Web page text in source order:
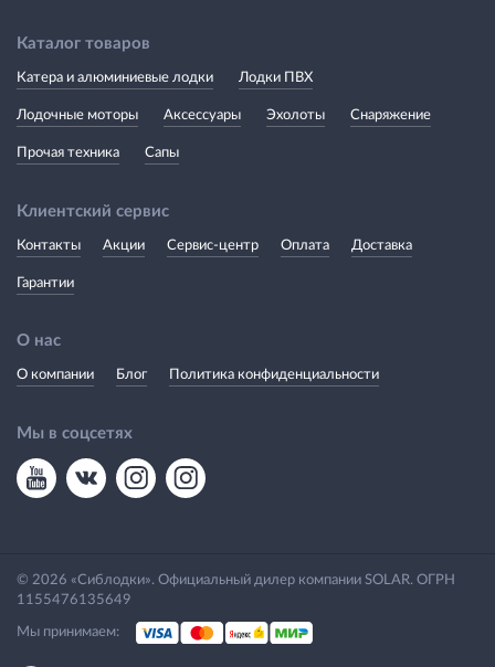
Каталог товаров
Катера и алюминиевые лодки Лодки ПВХ
Лодочные моторы Аксессуары Эхолоты Снаряжение
Прочая техника Сапы
Клиентский сервис
Контакты Акции Сервис-центр Оплата Доставка
Гарантии
О нас
О компании Блог Политика конфиденциальности
Мы в соцсетях
© 2026 «Сиблодки». Официальный дилер компании SOLAR. ОГРН
1155476135649
Мы принимаем: